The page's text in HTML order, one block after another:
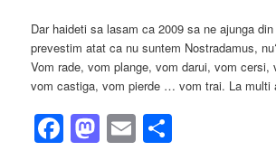
Dar haideti sa lasam ca 2009 sa ne ajunga
prevestim atat ca nu suntem Nostradamus,
Vom rade, vom plange, vom darui, vom cersi,
vom castiga, vom pierde … vom trai. La multi
Facebook
Mastodon
Email